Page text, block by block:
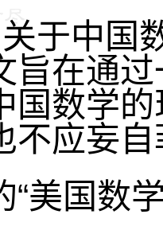
于中国
旨在通
国数学
不应妄
“美国数